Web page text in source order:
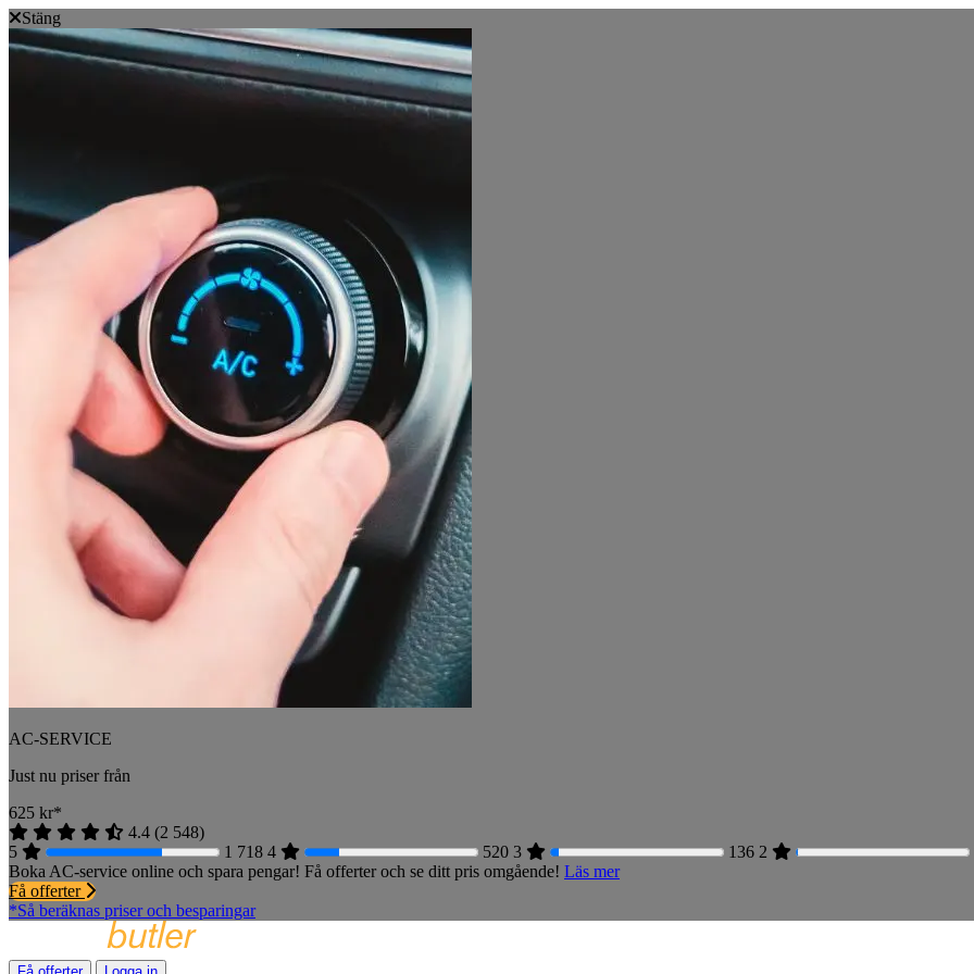
Stäng
AC-SERVICE
Just nu priser från
625 kr*
4.4 (2 548)
5
1 718 4 520 3 136 2
Boka AC-service online och spara pengar! Få offerter och se ditt pris omgående! Läs mer
Få offerter
*Så beräknas priser och besparingar